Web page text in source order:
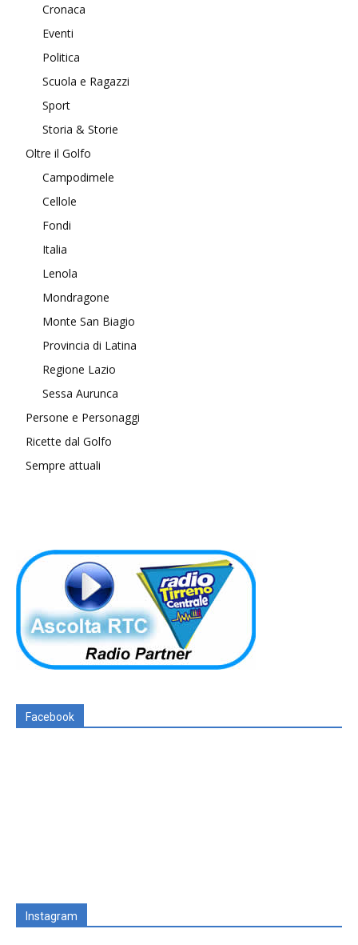
Cronaca
Eventi
Politica
Scuola e Ragazzi
Sport
Storia & Storie
Oltre il Golfo
Campodimele
Cellole
Fondi
Italia
Lenola
Mondragone
Monte San Biagio
Provincia di Latina
Regione Lazio
Sessa Aurunca
Persone e Personaggi
Ricette dal Golfo
Sempre attuali
Facebook
Instagram